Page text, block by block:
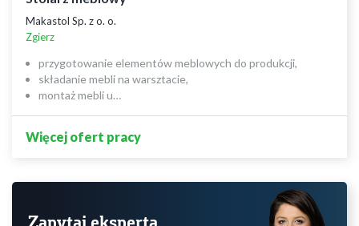
Makastol Sp. z o. o.
Zgierz
przygotowanie elementów meblowych do produkcji,
składanie mebli na warsztacie,
montaż mebli u…
Więcej ofert pracy